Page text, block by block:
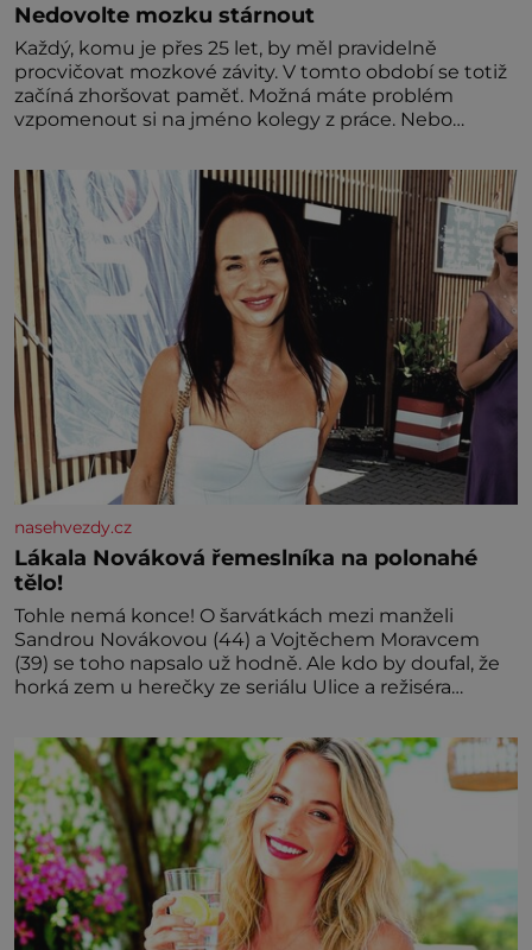
Nedovolte mozku stárnout
Každý, komu je přes 25 let, by měl pravidelně
procvičovat mozkové závity. V tomto období se totiž
začíná zhoršovat paměť. Možná máte problém
vzpomenout si na jméno kolegy z práce. Nebo
nedávno přečetli. Je to opravdu tak, s věkem jako
kdyby se paměť rozhodla stávkovat. Cvičte
nasehvezdy.cz
Lákala Nováková řemeslníka na polonahé
tělo!
Tohle nemá konce! O šarvátkách mezi manželi
Sandrou Novákovou (44) a Vojtěchem Moravcem
(39) se toho napsalo už hodně. Ale kdo by doufal, že
horká zem u herečky ze seriálu Ulice a režiséra